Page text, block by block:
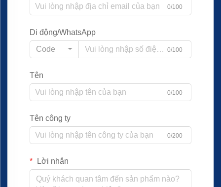
0/100
Di động/WhatsApp
Code
0/100
Tên
0/100
Tên công ty
0/200
Lời nhắn